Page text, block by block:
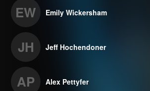
EW Emily Wickersham
JH Jeff Hochendoner
AP Alex Pettyfer